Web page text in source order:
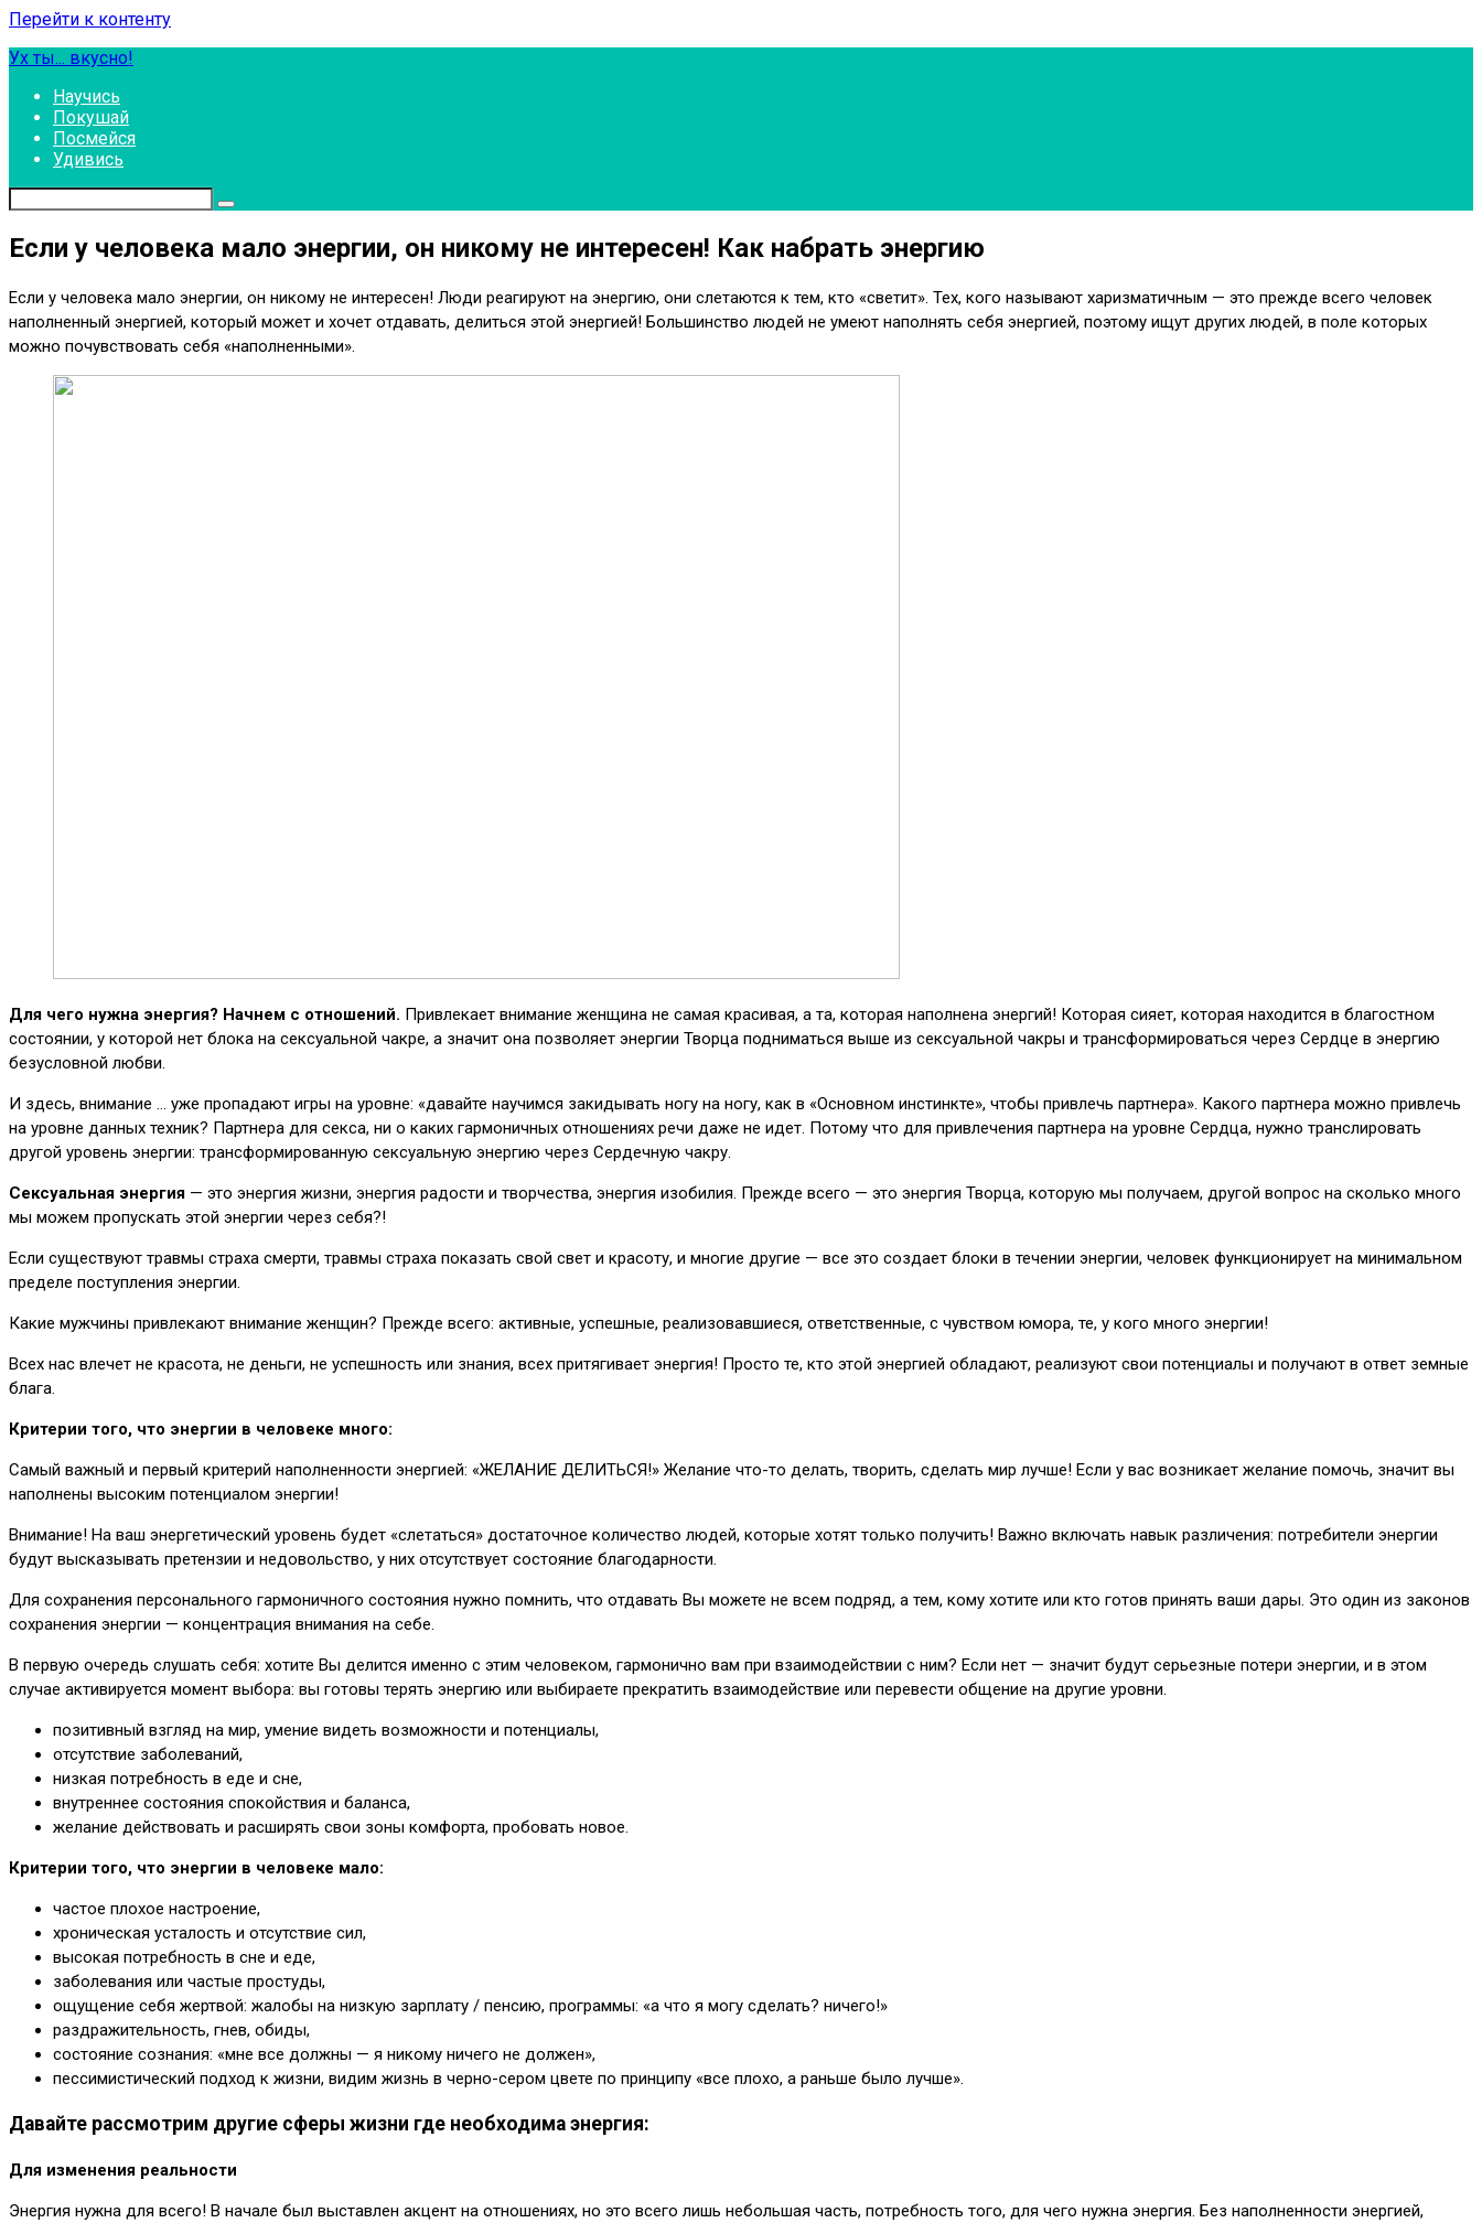
Перейти к контенту
Ух ты... вкусно!
Научись
Покушай
Посмейся
Удивись
Если у человека мало энергии, он никому не интересен! Как набрать энергию
Если у человека мало энергии, он никому не интересен! Люди реагируют на энергию, они слетаются к тем, кто «светит». Тех, кого называют харизматичным — это прежде всего человек
наполненный энергией, который может и хочет отдавать, делиться этой энергией! Большинство людей не умеют наполнять себя энергией, поэтому ищут других людей, в поле которых
можно почувствовать себя «наполненными».
Для чего нужна энергия? Начнем с отношений. Привлекает внимание женщина не самая красивая, а та, которая наполнена энергий! Которая сияет, которая находится в благостном
состоянии, у которой нет блока на сексуальной чакре, а значит она позволяет энергии Творца подниматься выше из сексуальной чакры и трансформироваться через Сердце в энергию
безусловной любви.
И здесь, внимание … уже пропадают игры на уровне: «давайте научимся закидывать ногу на ногу, как в «Основном инстинкте», чтобы привлечь партнера». Какого партнера можно привлечь
на уровне данных техник? Партнера для секса, ни о каких гармоничных отношениях речи даже не идет. Потому что для привлечения партнера на уровне Сердца, нужно транслировать
другой уровень энергии: трансформированную сексуальную энергию через Сердечную чакру.
Сексуальная энергия — это энергия жизни, энергия радости и творчества, энергия изобилия. Прежде всего — это энергия Творца, которую мы получаем, другой вопрос на сколько много
мы можем пропускать этой энергии через себя?!
Если существуют травмы страха смерти, травмы страха показать свой свет и красоту, и многие другие — все это создает блоки в течении энергии, человек функционирует на минимальном
пределе поступления энергии.
Какие мужчины привлекают внимание женщин? Прежде всего: активные, успешные, реализовавшиеся, ответственные, с чувством юмора, те, у кого много энергии!
Всех нас влечет не красота, не деньги, не успешность или знания, всех притягивает энергия! Просто те, кто этой энергией обладают, реализуют свои потенциалы и получают в ответ земные
блага.
Критерии того, что энергии в человеке много:
Самый важный и первый критерий наполненности энергией: «ЖЕЛАНИЕ ДЕЛИТЬСЯ!» Желание что-то делать, творить, сделать мир лучше! Если у вас возникает желание помочь, значит вы
наполнены высоким потенциалом энергии!
Внимание! На ваш энергетический уровень будет «слетаться» достаточное количество людей, которые хотят только получить! Важно включать навык различения: потребители энергии
будут высказывать претензии и недовольство, у них отсутствует состояние благодарности.
Для сохранения персонального гармоничного состояния нужно помнить, что отдавать Вы можете не всем подряд, а тем, кому хотите или кто готов принять ваши дары. Это один из законов
сохранения энергии — концентрация внимания на себе.
В первую очередь слушать себя: хотите Вы делится именно с этим человеком, гармонично вам при взаимодействии с ним? Если нет — значит будут серьезные потери энергии, и в этом
случае активируется момент выбора: вы готовы терять энергию или выбираете прекратить взаимодействие или перевести общение на другие уровни.
позитивный взгляд на мир, умение видеть возможности и потенциалы,
отсутствие заболеваний,
низкая потребность в еде и сне,
внутреннее состояния спокойствия и баланса,
желание действовать и расширять свои зоны комфорта, пробовать новое.
Критерии того, что энергии в человеке мало:
частое плохое настроение,
хроническая усталость и отсутствие сил,
высокая потребность в сне и еде,
заболевания или частые простуды,
ощущение себя жертвой: жалобы на низкую зарплату / пенсию, программы: «а что я могу сделать? ничего!»
раздражительность, гнев, обиды,
состояние сознания: «мне все должны — я никому ничего не должен»,
пессимистический подход к жизни, видим жизнь в черно-сером цвете по принципу «все плохо, а раньше было лучше».
Давайте рассмотрим другие сферы жизни где необходима энергия:
Для изменения реальности
Энергия нужна для всего! В начале был выставлен акцент на отношениях, но это всего лишь небольшая часть, потребность того, для чего нужна энергия. Без наполненности энергией,